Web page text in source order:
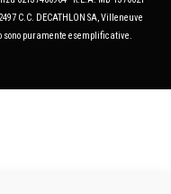
C.C. DECATHLON SA, Villeneuve
sono puramente esemplificative.